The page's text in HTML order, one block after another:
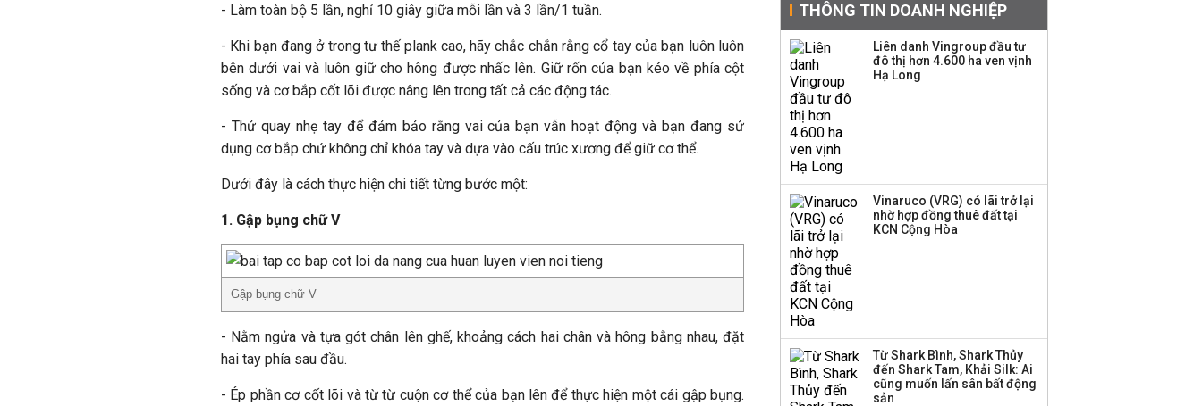
- Làm toàn bộ 5 lần, nghỉ 10 giây giữa mỗi lần và 3 lần/1 tuần.
- Khi bạn đang ở trong tư thế plank cao, hãy chắc chắn rằng cổ tay của bạn luôn luôn
bên dưới vai và luôn giữ cho hông được nhấc lên. Giữ rốn của bạn kéo về phía cột
sống và cơ bắp cốt lõi được nâng lên trong tất cả các động tác.
- Thử quay nhẹ tay để đảm bảo rằng vai của bạn vẫn hoạt động và bạn đang sử
dụng cơ bắp chứ không chỉ khóa tay và dựa vào cấu trúc xương để giữ cơ thể.
Dưới đây là cách thực hiện chi tiết từng bước một:
1. Gập bụng chữ V
Gập bụng chữ V
- Nằm ngửa và tựa gót chân lên ghế, khoảng cách hai chân và hông bằng nhau, đặt
hai tay phía sau đầu.
- Ép phần cơ cốt lõi và từ từ cuộn cơ thể của bạn lên để thực hiện một cái gập bụng.
gần 500 triệu cổ phiếu,
tăng vốn lên gần
77.800 tỷ
phiếu, người làm chủ
tịch ở tuổi 27
Việt Nam muốn phát
triển quỹ hưu trí: Từ tiết
kiệm gia đình thành
THÔNG TIN DOANH NGHIỆP
Liên danh Vingroup đầu tư
đô thị hơn 4.600 ha ven vịnh
Hạ Long
Vinaruco (VRG) có lãi trở lại
nhờ hợp đồng thuê đất tại
KCN Cộng Hòa
Từ Shark Bình, Shark Thủy
đến Shark Tam, Khải Silk: Ai
cũng muốn lấn sân bất động
sản